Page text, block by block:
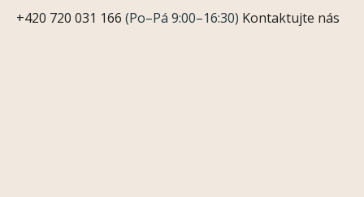
+420 720 031 166 (Po–Pá 9:00–16:30) Kontaktujte nás